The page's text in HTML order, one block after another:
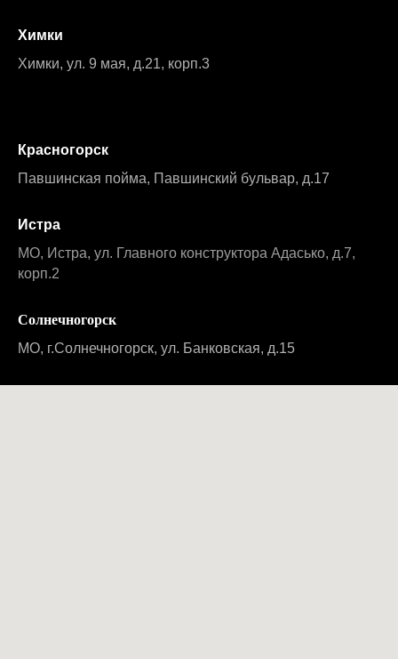
Химки
Химки, ул. 9 мая, д.21, корп.3
Красногорск
Павшинская пойма, Павшинский бульвар, д.17
Истра
МО, Истра, ул. Главного конструктора Адасько, д.7,
корп.2
Солнечногорск
МО, г.Солнечногорск, ул. Банковская, д.15